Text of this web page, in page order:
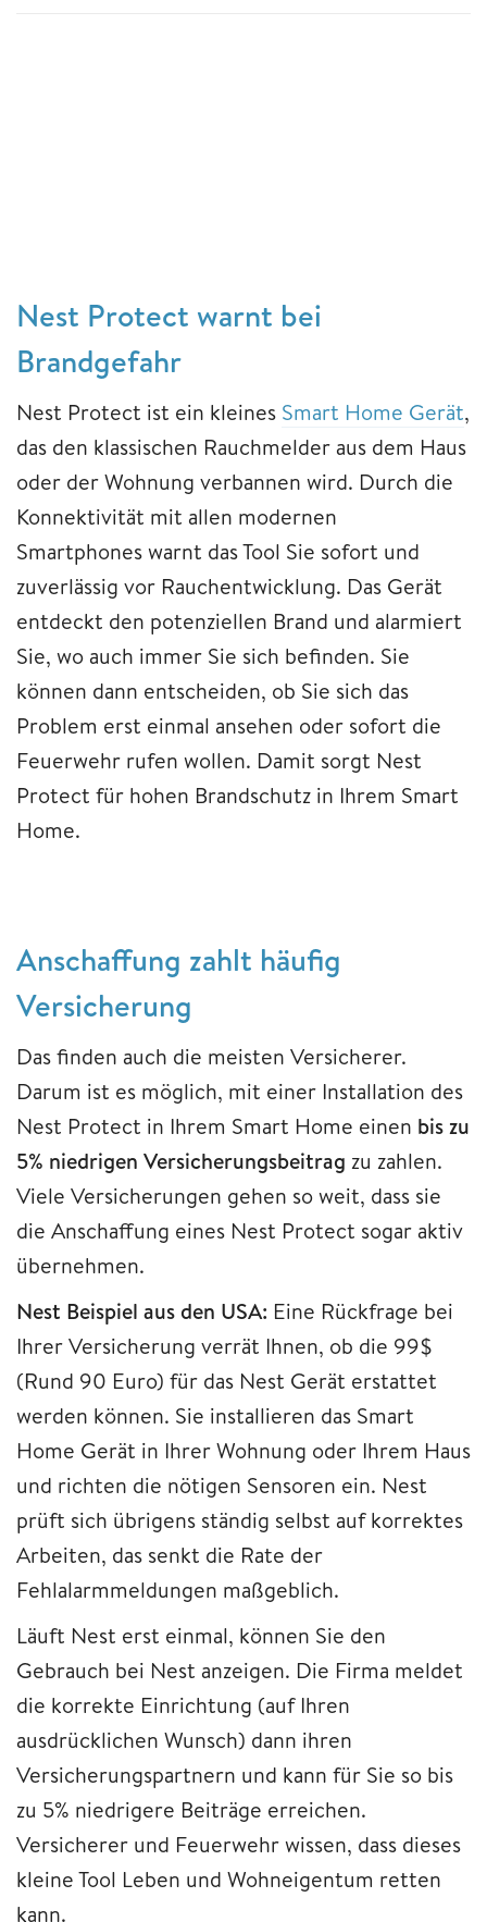
Nest Protect warnt bei
Brandgefahr
Nest Protect ist ein kleines Smart Home Gerät,
das den klassischen Rauchmelder aus dem Haus
oder der Wohnung verbannen wird. Durch die
Konnektivität mit allen modernen
Smartphones warnt das Tool Sie sofort und
zuverlässig vor Rauchentwicklung. Das Gerät
entdeckt den potenziellen Brand und alarmiert
Sie, wo auch immer Sie sich befinden. Sie
können dann entscheiden, ob Sie sich das
Problem erst einmal ansehen oder sofort die
Feuerwehr rufen wollen. Damit sorgt Nest
Protect für hohen Brandschutz in Ihrem Smart
Home.
Anschaffung zahlt häufig
Versicherung
Das finden auch die meisten Versicherer.
Darum ist es möglich, mit einer Installation des
Nest Protect in Ihrem Smart Home einen bis zu
5% niedrigen Versicherungsbeitrag zu zahlen.
Viele Versicherungen gehen so weit, dass sie
die Anschaffung eines Nest Protect sogar aktiv
übernehmen.
Nest Beispiel aus den USA: Eine Rückfrage bei
Ihrer Versicherung verrät Ihnen, ob die 99$
(Rund 90 Euro) für das Nest Gerät erstattet
werden können. Sie installieren das Smart
Home Gerät in Ihrer Wohnung oder Ihrem Haus
und richten die nötigen Sensoren ein. Nest
prüft sich übrigens ständig selbst auf korrektes
Arbeiten, das senkt die Rate der
Fehlalarmmeldungen maßgeblich.
Läuft Nest erst einmal, können Sie den
Gebrauch bei Nest anzeigen. Die Firma meldet
die korrekte Einrichtung (auf Ihren
ausdrücklichen Wunsch) dann ihren
Versicherungspartnern und kann für Sie so bis
zu 5% niedrigere Beiträge erreichen.
Versicherer und Feuerwehr wissen, dass dieses
kleine Tool Leben und Wohneigentum retten
kann.